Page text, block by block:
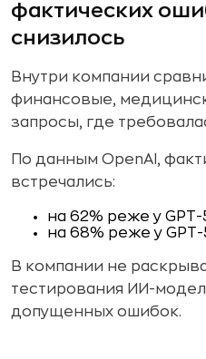
фактических
снизилось
Внутри компании
финансовые,
запросы, где
По данным OpenAI,
встречались:
на 62% реже у GPT-
на 68% реже у GPT-
В компании не
тестирования ИИ-
допущенных ошибок.